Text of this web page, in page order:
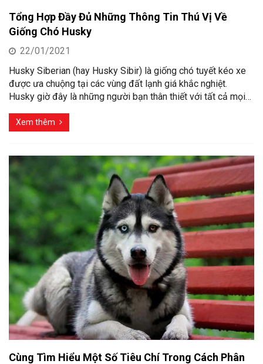
Tổng Hợp Đầy Đủ Những Thông Tin Thú Vị Về
Giống Chó Husky
22/01/2021
Husky Siberian (hay Husky Sibir) là giống chó tuyết kéo xe
được ưa chuộng tại các vùng đất lạnh giá khắc nghiệt.
Husky giờ đây là những người bạn thân thiết với tất cả mọi…
Xem thêm
Cùng Tìm Hiểu Một Số Tiêu Chí Trong Cách Phân